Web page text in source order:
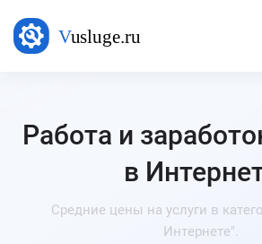
Работа и
в
Средние цены на услуги в
Интернете".